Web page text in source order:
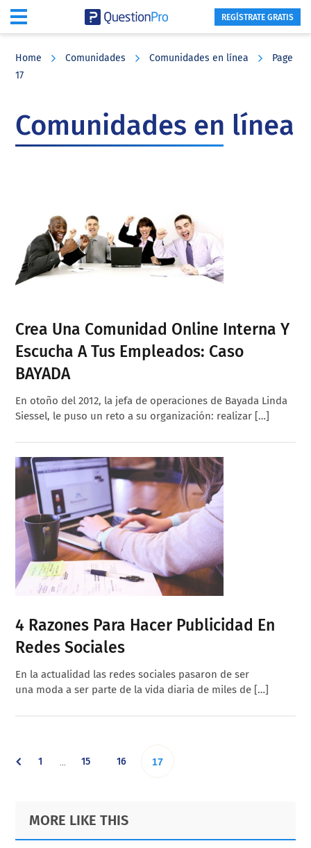
main
primary
footer
REGÍSTRATE GRATIS
Home Comunidades Comunidades en línea
Page
17
Comunidades en línea
Crea Una Comunidad Online Interna Y
Escucha A Tus Empleados: Caso
BAYADA
En otoño del 2012, la jefa de operaciones de Bayada Linda
Siessel, le puso un reto a su organización: realizar […]
4 Razones Para Hacer Publicidad En
Redes Sociales
En la actualidad las redes sociales pasaron de ser
una moda a ser parte de la vida diaria de miles de […]
Go
page
1
pages
… Go
page
15 Go
page
16 Go
17
Primary
Sidebar
Footer
MORE LIKE THIS